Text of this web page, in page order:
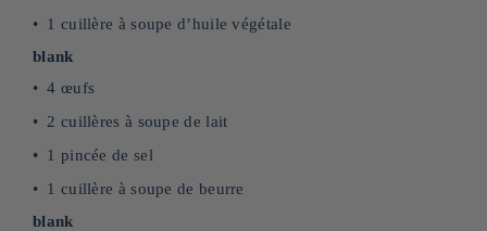
1 cuillère à soupe d’huile végétale
blank
4 œufs
2 cuillères à soupe de lait
1 pincée de sel
1 cuillère à soupe de beurre
blank